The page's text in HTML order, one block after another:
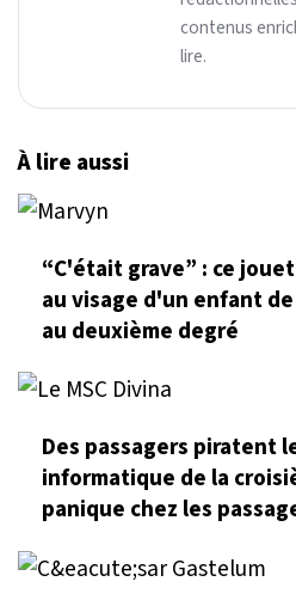
contenus
lire.
À lire aussi
“C'était grave” : ce
au visage d'un enfant
au deuxième degré
Des passagers piratent
informatique de la
panique chez les